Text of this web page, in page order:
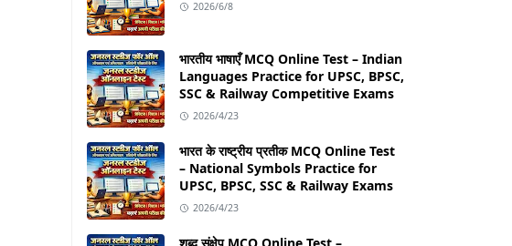
2026/6/8
भारतीय भाषाएँ MCQ Online Test – Indian
Languages Practice for UPSC, BPSC,
SSC & Railway Competitive Exams
2026/4/23
भारत के राष्ट्रीय प्रतीक MCQ Online Test
– National Symbols Practice for
UPSC, BPSC, SSC & Railway Exams
2026/4/23